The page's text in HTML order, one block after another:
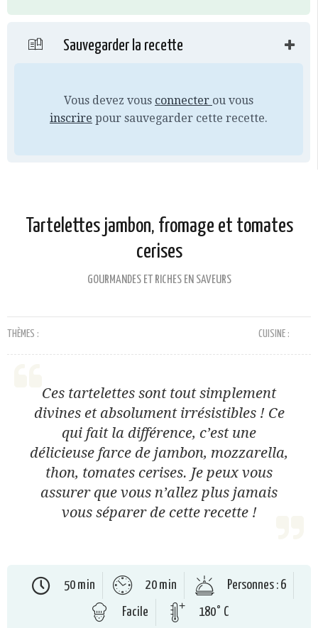
Sauvegarder la recette
Vous devez vous connecter ou vous
inscrire pour sauvegarder cette recette.
Tartelettes jambon, fromage et tomates
cerises
GOURMANDES ET RICHES EN SAVEURS
THÈMES : CUISINE :
Ces tartelettes sont tout simplement
divines et absolument irrésistibles ! Ce
qui fait la différence, c’est une
délicieuse farce de jambon, mozzarella,
thon, tomates cerises. Je peux vous
assurer que vous n’allez plus jamais
vous séparer de cette recette !
50 min 20 min
Personnes : 6
Facile
180° C